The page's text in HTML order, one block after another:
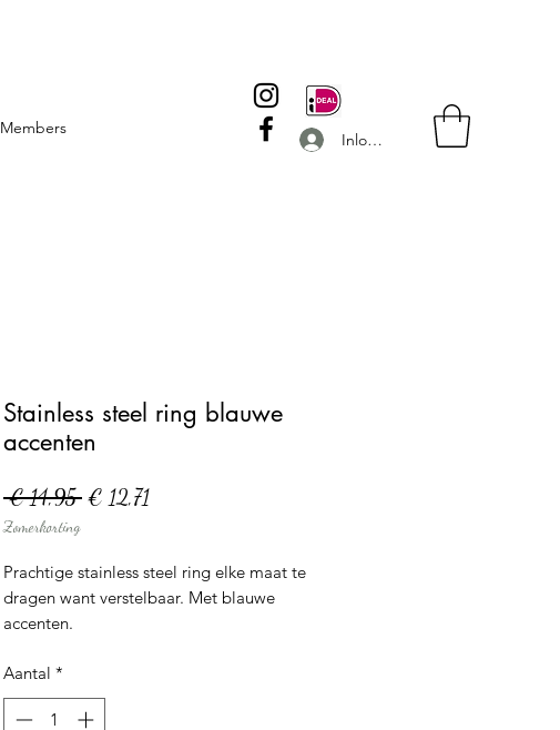
Members
Inloggen
Stainless steel ring blauwe
accenten
€ 14,95 Normale
€ 12,71Verkoopprijs
Zomerkorting
Prachtige stainless steel ring elke maat te
dragen want verstelbaar. Met blauwe
accenten.
Aantal *